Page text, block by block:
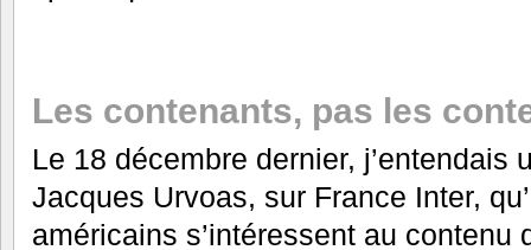
Les contenants, pas les
Le 18 décembre dernier, j’entendais
Jacques Urvoas, sur France Inter,
américains s’intéressent au contenu